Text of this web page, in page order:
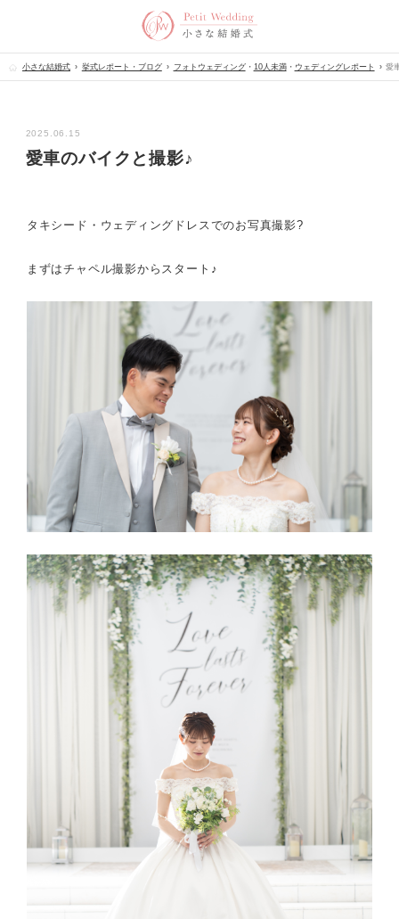
小さな結婚式 挙式レポート・ブログ フォトウェディング・ 10人未満・ ウェディングレポート 愛
2025.06.15
愛車のバイクと撮影♪
タキシード・ウェディングドレスでのお写真撮影?
まずはチャペル撮影からスタート♪